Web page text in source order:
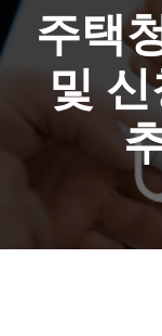
주택
및